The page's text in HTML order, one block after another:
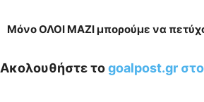
Μόνο ΟΛΟΙ ΜΑΖΙ μπορούμε να
Ακολουθήστε τοgoalpost.gr